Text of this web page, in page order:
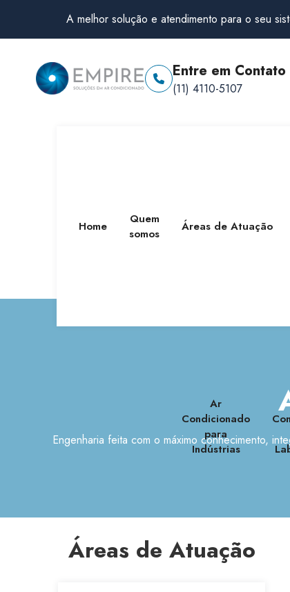
A melhor solução e atendimento para o seu
Entre em Contato
(11) 4110-5107
Home
Quem
somos
Áreas de Atuação
Ar
Condicionado
para
Indústrias
Engenharia feita com o máximo conhecimento,
Áreas de Atuação